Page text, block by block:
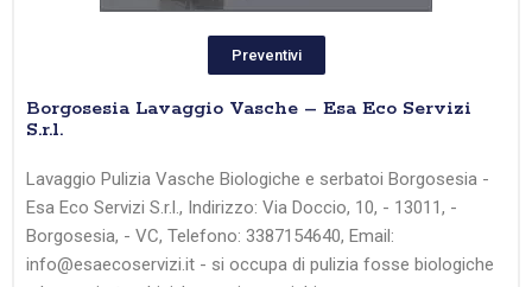
Preventivi
Borgosesia Lavaggio Vasche – Esa Eco Servizi
S.r.l.
Lavaggio Pulizia Vasche Biologiche e serbatoi Borgosesia -
Esa Eco Servizi S.r.l., Indirizzo: Via Doccio, 10, - 13011, -
Borgosesia, - VC, Telefono: 3387154640, Email:
info@esaecoservizi.it - si occupa di pulizia fosse biologiche